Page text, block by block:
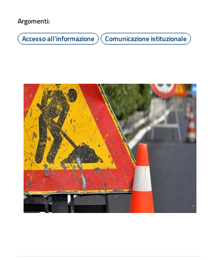
Argomenti:
Accesso all'informazione
Comunicazione istituzionale